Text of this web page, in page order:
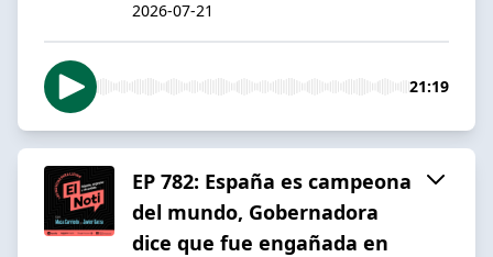
2026-07-21
21:19
EP 782: España es campeona
del mundo, Gobernadora
dice que fue engañada en